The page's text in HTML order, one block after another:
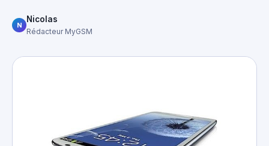
N
Nicolas
Rédacteur MyGSM